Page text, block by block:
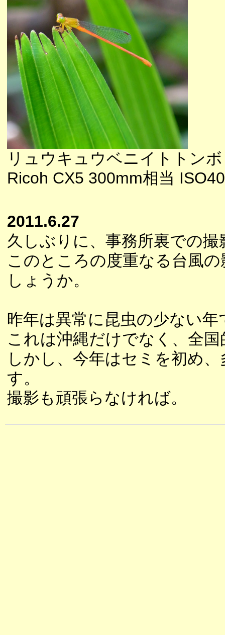
リュウキュウベニイトトンボ
Ricoh CX5 300mm相当
2011.6.27
久しぶりに、事務所裏での撮
このところの度重なる台風
しょうか。
昨年は異常に昆虫の少ない年
これは沖縄だけでなく、全
しかし、今年はセミを初め
す。
撮影も頑張らなければ。